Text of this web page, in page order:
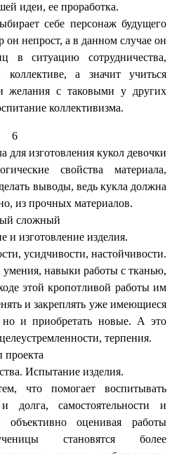
идеи, ее проработка.
себе персонаж будущего
он непрост, а в данном случае он
в ситуацию сотрудничества,
коллективе, а значит учиться
желания с таковыми у других
коллективизма.
6
для изготовления кукол девочки
свойства материала,
выводы, ведь кукла должна
из прочных материалов.
сложный
и изготовление изделия.
усидчивости, настойчивости.
навыки работы с тканью,
этой кропотливой работы им
и закреплять уже имеющиеся
и приобретать новые. А это
терпения.
проекта
Испытание изделия.
что помогает воспитывать
долга, самостоятельности и
объективно оценивая работы
становятся более